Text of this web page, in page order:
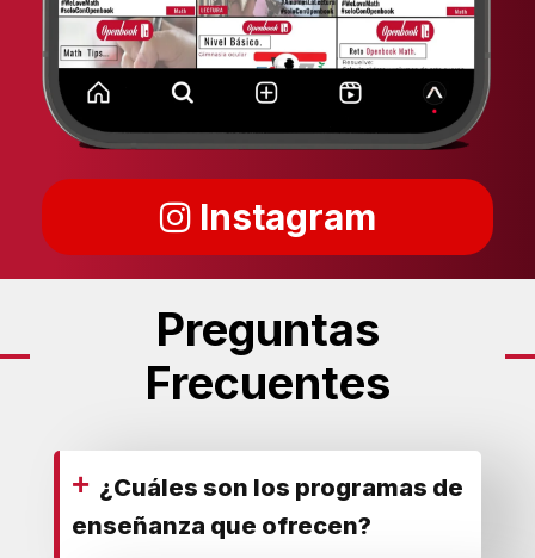
Instagram
Preguntas
Frecuentes
+ ¿Cuáles son los programas de
enseñanza que ofrecen?